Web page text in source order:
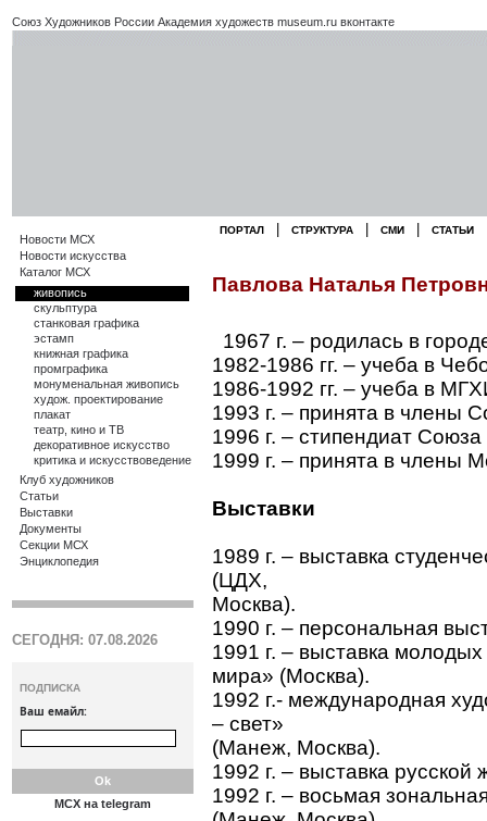
Союз Художников России Академия художеств museum.ru вконтакте
Новости МСХ
Новости искусства
Каталог МСХ
живопись
скульптура
станковая графика
эстамп
книжная графика
промграфика
монуменальная живопись
худож. проектирование
плакат
театр, кино и ТВ
декоративное искусство
критика и искусствоведение
Клуб художников
Статьи
Выставки
Документы
Секции МСХ
Энциклопедия
СЕГОДНЯ: 07.08.2026
ПОДПИСКА
Ваш емайл:
МСХ на telegram
ПОРТАЛ СТРУКТУРА СМИ СТАТЬИ
Павлова Наталья
1967 г. – родилась в
1982-1986 гг. – учеба в
1986-1992 гг. – учеба в
1993 г. – принята в члены
1996 г. – стипендиат
1999 г. – принята в члены
Выставки
1989 г. – выставка
(ЦДХ,
Москва).
1990 г. – персональная
1991 г. – выставка
мира» (Москва).
1992 г.- международная
– свет»
(Манеж, Москва).
1992 г. – выставка русской
1992 г. – восьмая